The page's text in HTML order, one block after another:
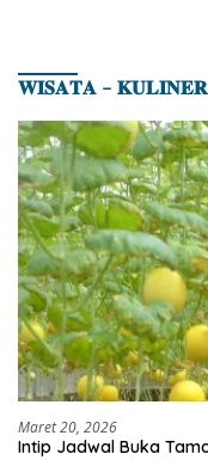
𝐖𝐈𝐒𝐀𝐓𝐀 – 𝐊𝐔𝐋𝐈𝐍𝐄𝐑
Maret 20, 2026
Intip Jadwal Buka